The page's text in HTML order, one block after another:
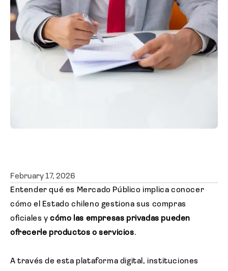
Blog
ES-CL
Solicitar cotización
February 17, 2026
Entender qué es Mercado Público implica conocer
cómo el Estado chileno gestiona sus compras
oficiales ycómo las empresas privadas pueden
ofrecerle productos o servicios.
A través de esta plataforma digital, instituciones